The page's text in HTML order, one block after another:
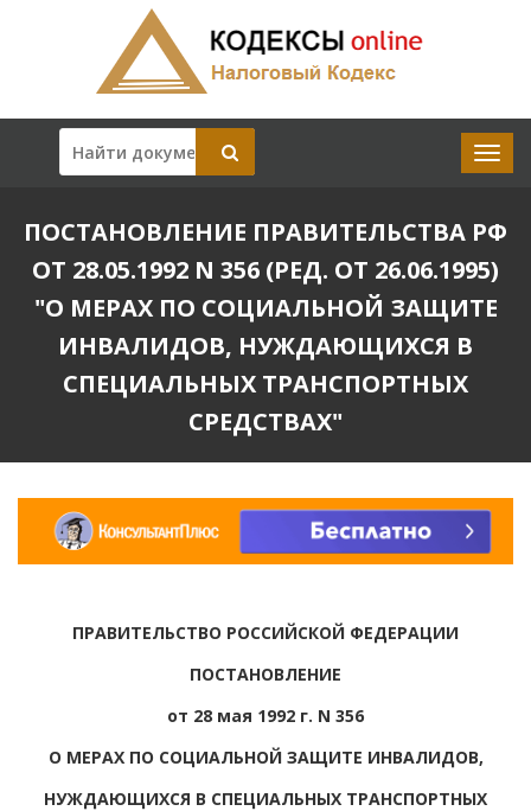
ПОСТАНОВЛЕНИЕ ПРАВИТЕЛЬСТВА РФ
ОТ 28.05.1992 N 356 (РЕД. ОТ 26.06.1995)
"О МЕРАХ ПО СОЦИАЛЬНОЙ ЗАЩИТЕ
ИНВАЛИДОВ, НУЖДАЮЩИХСЯ В
СПЕЦИАЛЬНЫХ ТРАНСПОРТНЫХ
СРЕДСТВАХ"
ПРАВИТЕЛЬСТВО РОССИЙСКОЙ ФЕДЕРАЦИИ
ПОСТАНОВЛЕНИЕ
от 28 мая 1992 г. N 356
О МЕРАХ ПО СОЦИАЛЬНОЙ ЗАЩИТЕ ИНВАЛИДОВ,
НУЖДАЮЩИХСЯ В СПЕЦИАЛЬНЫХ ТРАНСПОРТНЫХ